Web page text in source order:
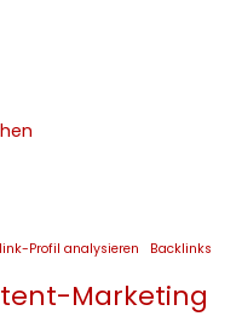
Profil analysieren Backlinks
Marketing